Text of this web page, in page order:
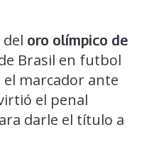
oro olímpico de
Brasil en futbol
marcador ante
el penal
darle el título a